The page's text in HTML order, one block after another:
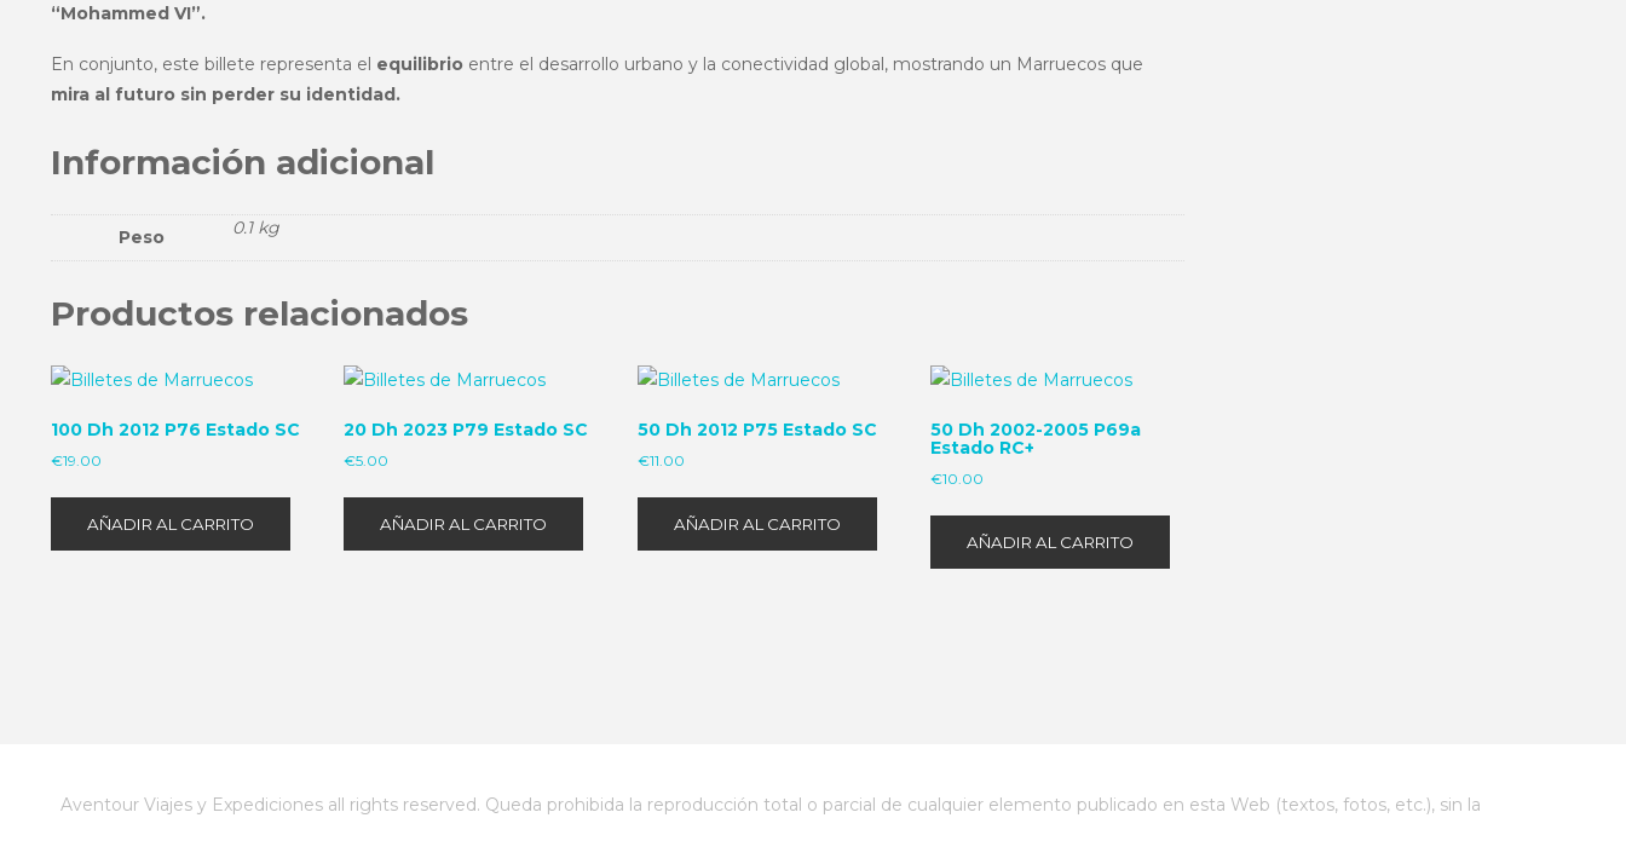
“Mohammed VI”.
En conjunto, este billete representa el equilibrio entre el desarrollo urbano y la conectividad global, mostrando un Marruecos que
mira al futuro sin perder su identidad.
Información adicional
Peso 0.1 kg
Productos relacionados
100 Dh 2012 P76 Estado SC
€19.00
AÑADIR AL CARRITO
20 Dh 2023 P79 Estado SC
€5.00
AÑADIR AL CARRITO
50 Dh 2012 P75 Estado SC
€11.00
AÑADIR AL CARRITO
50 Dh 2002-2005 P69a
Estado RC+
€10.00
AÑADIR AL CARRITO
Aventour Viajes y Expediciones all rights reserved. Queda prohibida la reproducción total o parcial de cualquier elemento publicado en esta Web (textos, fotos, etc.), sin la